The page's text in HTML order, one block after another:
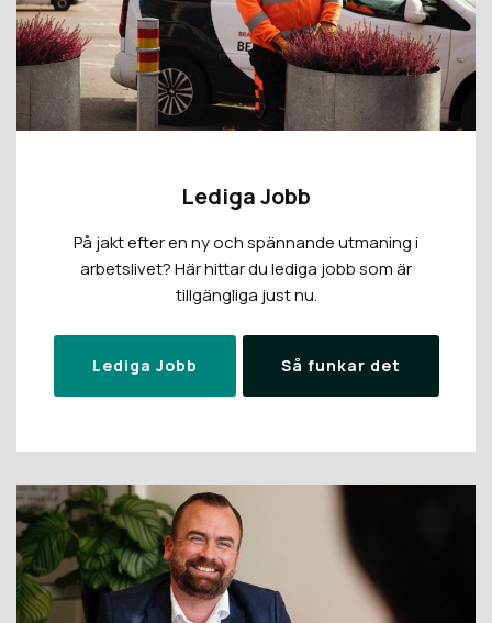
Lediga Jobb
På jakt efter en ny och spännande utmaning i
arbetslivet? Här hittar du lediga jobb som är
tillgängliga just nu.
Lediga Jobb Så funkar det